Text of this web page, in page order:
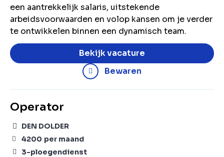
een aantrekkelijk salaris, uitstekende
arbeidsvoorwaarden en volop kansen om je verder
te ontwikkelen binnen een dynamisch team.
Bekijk vacature
Bewaren
Operator
DEN DOLDER
4200 per maand
3-ploegendienst